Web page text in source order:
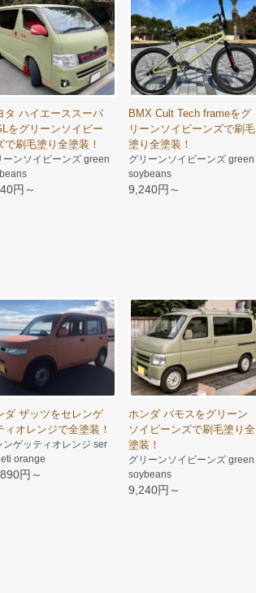
タ ハイエーススーパ
をグリーンソイビー
で刷毛塗り全塗装！
ーンソイビーンズ green
円～
BMX Cult Tech frameをグ
リーンソイビーンズで刷毛
塗り全塗装！
グリーンソイビーンズ green
soybeans
9,240円～
ダ ザッツをセレンゲ
ィオレンジで全塗装！
ンゲッティオレンジ ser
orange
円～
ホンダ バモスをグリーン
ソイビーンズで刷毛塗り全
塗装！
グリーンソイビーンズ green
soybeans
9,240円～